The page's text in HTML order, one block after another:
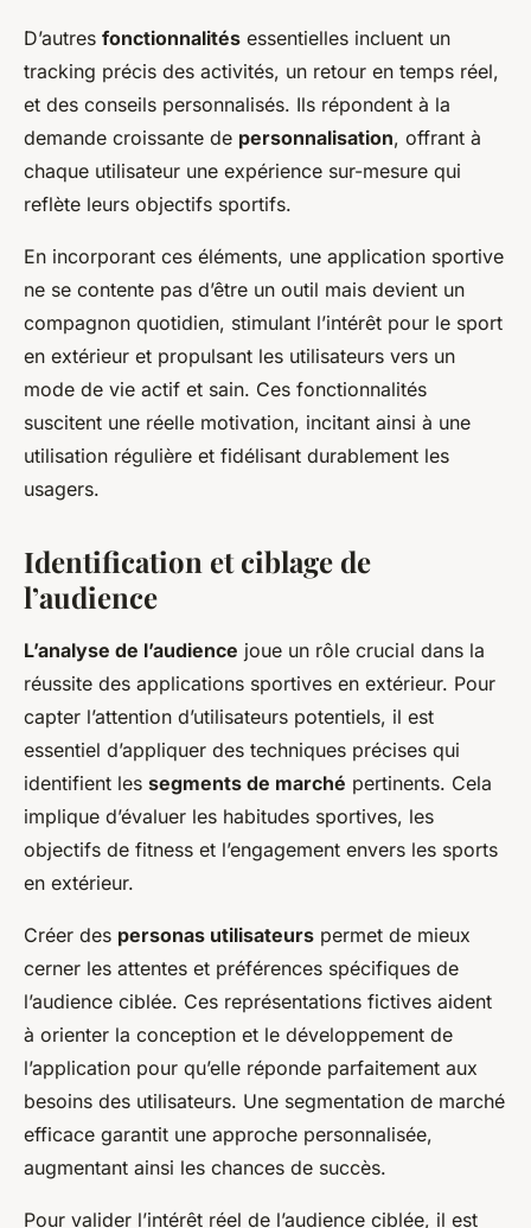
D’autres fonctionnalités essentielles incluent un
tracking précis des activités, un retour en temps réel,
et des conseils personnalisés. Ils répondent à la
demande croissante de personnalisation, offrant à
chaque utilisateur une expérience sur-mesure qui
reflète leurs objectifs sportifs.
En incorporant ces éléments, une application sportive
ne se contente pas d’être un outil mais devient un
compagnon quotidien, stimulant l’intérêt pour le sport
en extérieur et propulsant les utilisateurs vers un
mode de vie actif et sain. Ces fonctionnalités
suscitent une réelle motivation, incitant ainsi à une
utilisation régulière et fidélisant durablement les
usagers.
Identification et ciblage de
l’audience
L’analyse de l’audience joue un rôle crucial dans la
réussite des applications sportives en extérieur. Pour
capter l’attention d’utilisateurs potentiels, il est
essentiel d’appliquer des techniques précises qui
identifient les segments de marché pertinents. Cela
implique d’évaluer les habitudes sportives, les
objectifs de fitness et l’engagement envers les sports
en extérieur.
Créer des personas utilisateurs permet de mieux
cerner les attentes et préférences spécifiques de
l’audience ciblée. Ces représentations fictives aident
à orienter la conception et le développement de
l’application pour qu’elle réponde parfaitement aux
besoins des utilisateurs. Une segmentation de marché
efficace garantit une approche personnalisée,
augmentant ainsi les chances de succès.
Pour valider l’intérêt réel de l’audience ciblée, il est